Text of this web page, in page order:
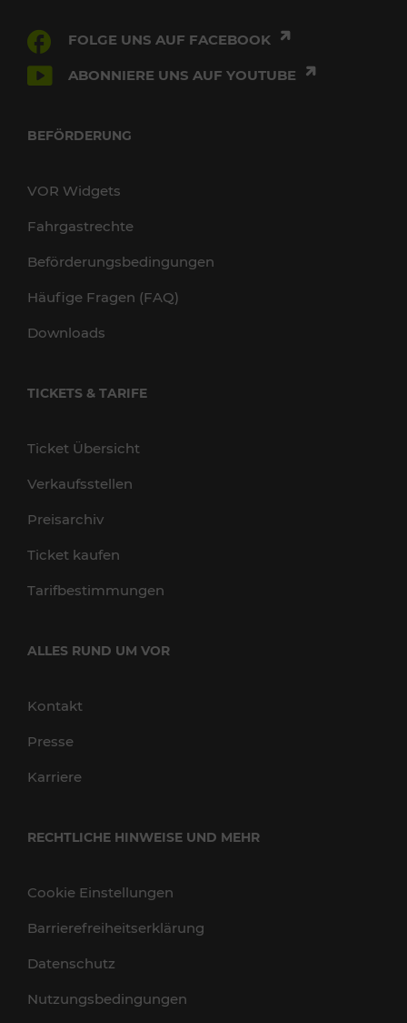
FOLGE UNS AUF FACEBOOK
ABONNIERE UNS AUF YOUTUBE
BEFÖRDERUNG
VOR Widgets
Fahrgastrechte
Beförderungsbedingungen
Häufige Fragen (FAQ)
Downloads
TICKETS & TARIFE
Ticket Übersicht
Verkaufsstellen
Preisarchiv
Ticket kaufen
Tarifbestimmungen
ALLES RUND UM VOR
Kontakt
Presse
Karriere
RECHTLICHE HINWEISE UND MEHR
Cookie Einstellungen
Barrierefreiheitserklärung
Datenschutz
Nutzungsbedingungen